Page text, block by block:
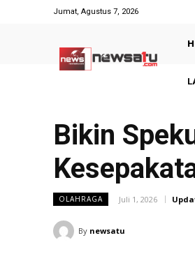
Jumat, Agustus 7, 2026
Bikin
OLAHRAGA Juli 1, 2026
By newsatu